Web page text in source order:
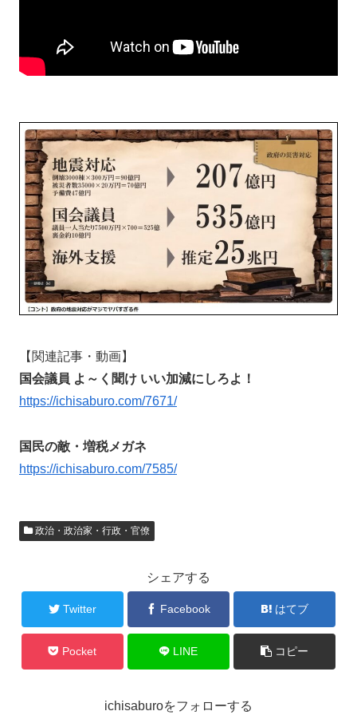
【関連記事・動画】
国会議員 よ～く聞け いい加減にしろよ！
https://ichisaburo.com/7671/
国民の敵・増税メガネ
https://ichisaburo.com/7585/
政治・政治家・行政・官僚
シェアする
Twitter Facebook はてブ
Pocket LINE コピー
ichisaburoをフォローする